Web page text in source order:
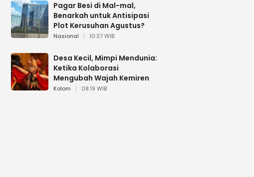
Pagar Besi di Mal-mal,
Benarkah untuk Antisipasi
Plot Kerusuhan Agustus?
Nasional 10:37 WIB
Desa Kecil, Mimpi Mendunia:
Ketika Kolaborasi
Mengubah Wajah Kemiren
Kolom 08:19 WIB